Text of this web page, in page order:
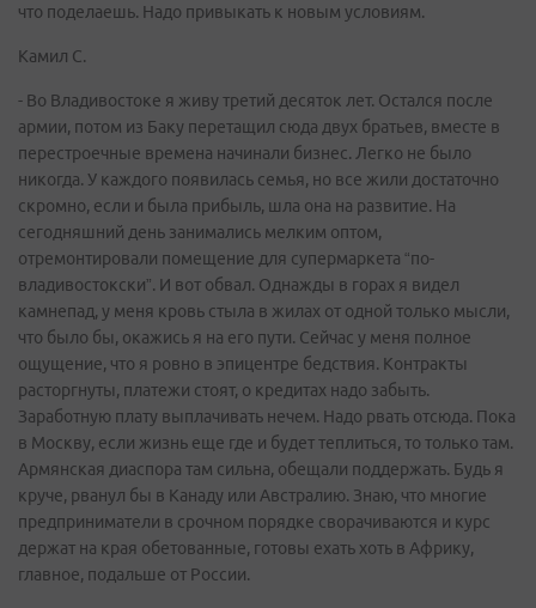
что поделаешь. Надо привыкать к новым условиям.
Камил С.
- Во Владивостоке я живу третий десяток лет. Остался после
армии, потом из Баку перетащил сюда двух братьев, вместе в
перестроечные времена начинали бизнес. Легко не было
никогда. У каждого появилась семья, но все жили достаточно
скромно, если и была прибыль, шла она на развитие. На
сегодняшний день занимались мелким оптом,
отремонтировали помещение для супермаркета “по-
владивостокски”. И вот обвал. Однажды в горах я видел
камнепад, у меня кровь стыла в жилах от одной только мысли,
что было бы, окажись я на его пути. Сейчас у меня полное
ощущение, что я ровно в эпицентре бедствия. Контракты
расторгнуты, платежи стоят, о кредитах надо забыть.
Заработную плату выплачивать нечем. Надо рвать отсюда. Пока
в Москву, если жизнь еще где и будет теплиться, то только там.
Армянская диаспора там сильна, обещали поддержать. Будь я
круче, рванул бы в Канаду или Австралию. Знаю, что многие
предприниматели в срочном порядке сворачиваются и курс
держат на края обетованные, готовы ехать хоть в Африку,
главное, подальше от России.